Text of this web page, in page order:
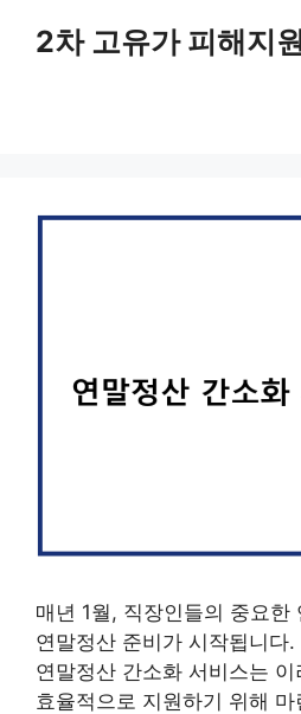
2차 고유가 피해지
매년 1월, 직장인들의 중요한
연말정산 준비가 시작됩니다
연말정산 간소화 서비스는
효율적으로 지원하기 위해